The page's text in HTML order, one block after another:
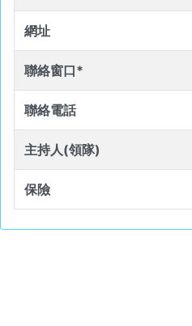
網址
聯絡窗口*
聯絡電話
主持人(領隊)
保險